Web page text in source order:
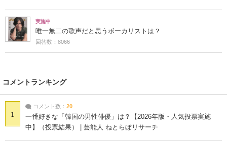
実施中
唯一無二の歌声だと思うボーカリストは？
回答数：8066
コメントランキング
1
コメント数： 20
一番好きな「韓国の男性俳優」は？【2026年版・人気投票実施
中】（投票結果） | 芸能人 ねとらぼリサーチ